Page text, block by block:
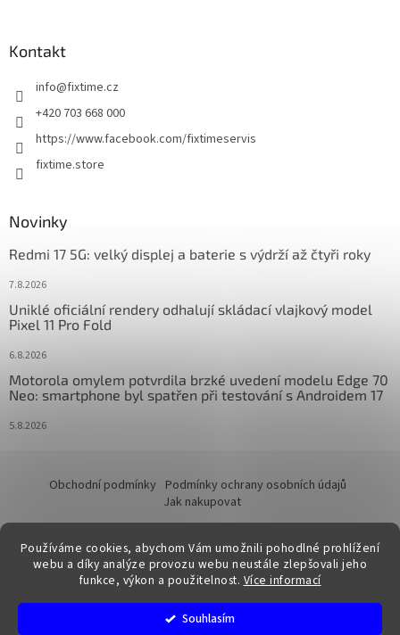
Používáme cookies, abychom Vám umožnili pohodlné prohlížení
webu a díky analýze provozu webu neustále zlepšovali jeho
funkce, výkon a použitelnost. Více informací
Souhlasím
Kontakt
info@fixtime.cz
+420 703 668 000
https://www.facebook.com/fixtimeservis
fixtime.store
Novinky
Redmi 17 5G: velký displej a baterie s výdrží až čtyři roky
7.8.2026
Uniklé oficiální rendery odhalují skládací vlajkový model
Pixel 11 Pro Fold
6.8.2026
Motorola omylem potvrdila brzké uvedení modelu Edge 70
Neo: smartphone byl spatřen při testování s Androidem 17
5.8.2026
Obchodní podmínky Podmínky ochrany osobních údajů
Jak nakupovat
Vytvořil Shoptet